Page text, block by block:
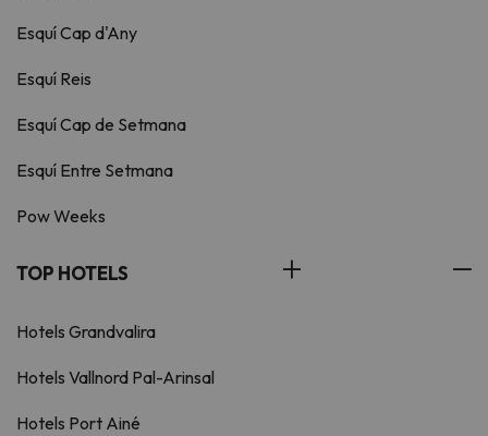
Esquí Cap d'Any
Esquí Reis
Esquí Cap de Setmana
Esquí Entre Setmana
Pow Weeks
TOP HOTELS
Hotels Grandvalira
Hotels Vallnord Pal-Arinsal
Hotels Port Ainé